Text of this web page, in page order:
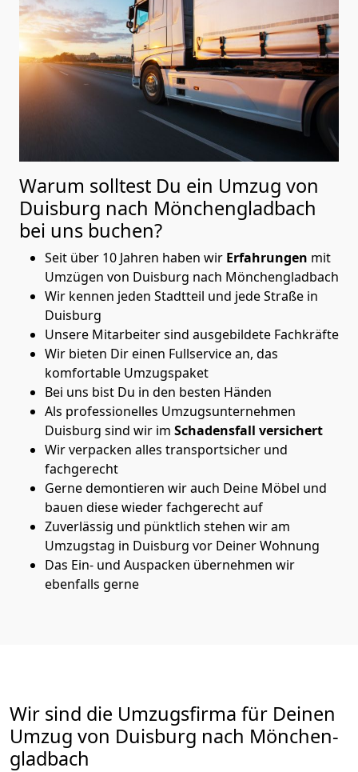
Warum solltest Du ein Umzug von
Duisburg nach Mönchen­gladbach
bei uns buchen?
Seit über 10 Jahren haben wir Erfahrungen mit
Umzügen von Duisburg nach Mönchen­gladbach
Wir kennen jeden Stadtteil und jede Straße in
Duisburg
Unsere Mitarbeiter sind ausgebildete Fachkräfte
Wir bieten Dir einen Fullservice an, das
komfortable Umzugspaket
Bei uns bist Du in den besten Händen
Als professionelles Umzugsunternehmen
Duisburg sind wir im Schadensfall versichert
Wir verpacken alles transportsicher und
fachgerecht
Gerne demontieren wir auch Deine Möbel und
bauen diese wieder fachgerecht auf
Zuverlässig und pünktlich stehen wir am
Umzugstag in Duisburg vor Deiner Wohnung
Das Ein- und Auspacken übernehmen wir
ebenfalls gerne
Wir sind die Umzugsfirma für Deinen
Umzug von Duisburg nach Mönchen­
gladbach